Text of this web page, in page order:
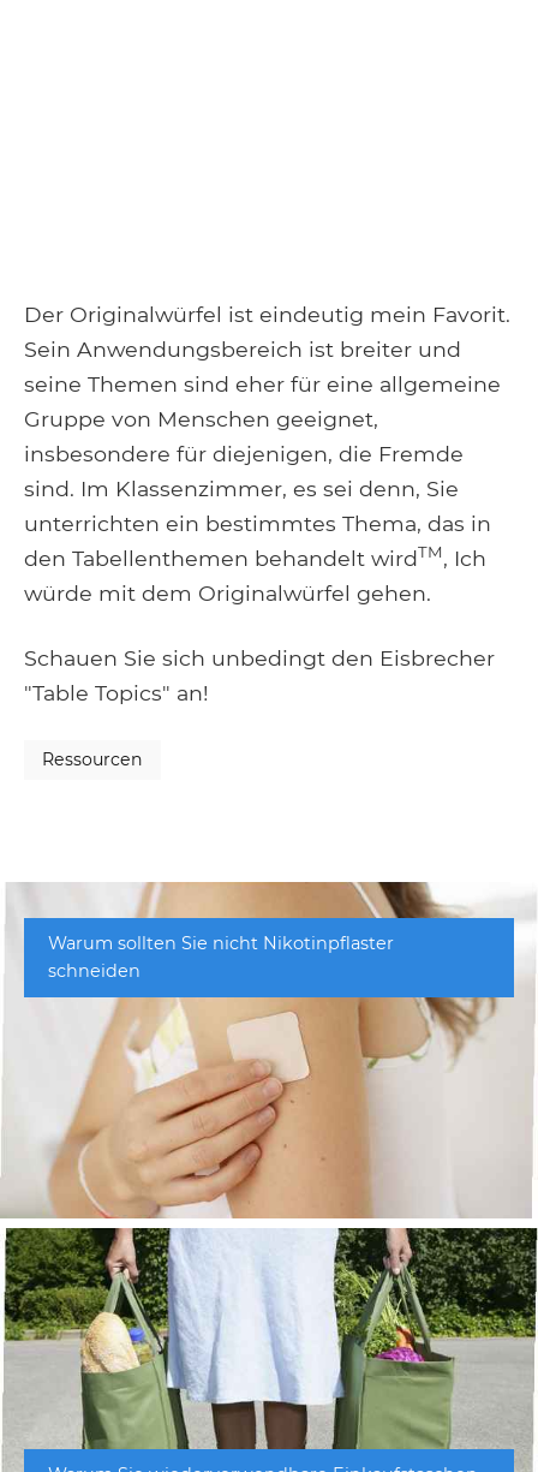
Der Originalwürfel ist eindeutig mein Favorit.
Sein Anwendungsbereich ist breiter und
seine Themen sind eher für eine allgemeine
Gruppe von Menschen geeignet,
insbesondere für diejenigen, die Fremde
sind. Im Klassenzimmer, es sei denn, Sie
unterrichten ein bestimmtes Thema, das in
den Tabellenthemen behandelt wirdTM, Ich
würde mit dem Originalwürfel gehen.
Schauen Sie sich unbedingt den Eisbrecher
"Table Topics" an!
Ressourcen
Warum sollten Sie nicht Nikotinpflaster
schneiden